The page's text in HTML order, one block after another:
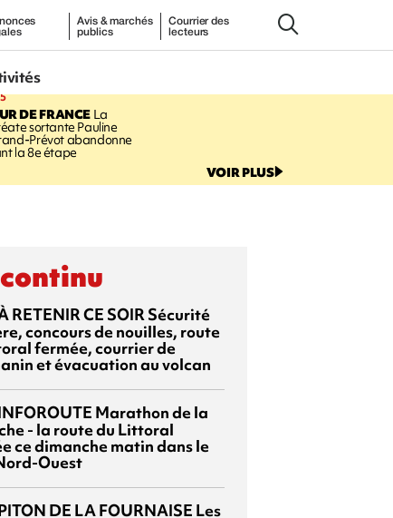
Avis & marchés
publics
Courrier des
lecteurs
DE FRANCELa
sortante Pauline
Prévot abandonne
la 8e étape
VOIR PLUS
RETENIR CE SOIR Sécurité
concours de nouilles, route
fermée, courrier de
et évacuation au volcan
Marathon de la
- la route du Littoral
ce dimanche matin dans le
Ouest
DE LA FOURNAISE Les